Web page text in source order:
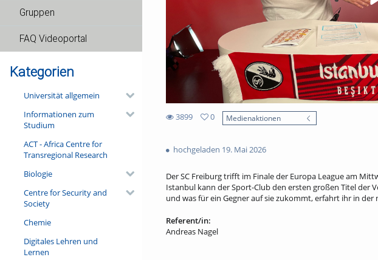
Gruppen
FAQ Videoportal
Kategorien
Universität allgemein
Informationen zum
Studium
ACT - Africa Centre for
Transregional Research
Biologie
Centre for Security and
Society
Chemie
Digitales Lehren und
Lernen
3899
views
0
Medienaktionen
hochgeladen 19. Mai 2026
Der SC Freiburg trifft im Finale der Europa League am
Istanbul kann der Sport-Club den ersten großen Titel der
und was für ein Gegner auf sie zukommt, erfahrt ihr in der
Referent/in:
Andreas Nagel